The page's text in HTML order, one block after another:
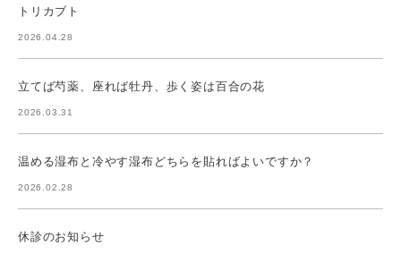
トリカブト
2026.04.28
立てば芍薬、座れば牡丹、歩く姿は百合の花
2026.03.31
温める湿布と冷やす湿布どちらを貼ればよいですか？
2026.02.28
休診のお知らせ